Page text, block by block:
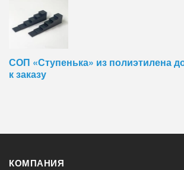
СОП «Ступенька» из полиэтилена
к заказу
КОМПАНИЯ